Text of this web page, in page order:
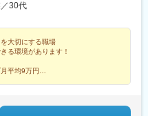
30代
を大切にする職場
る環境があります！
平均9万円